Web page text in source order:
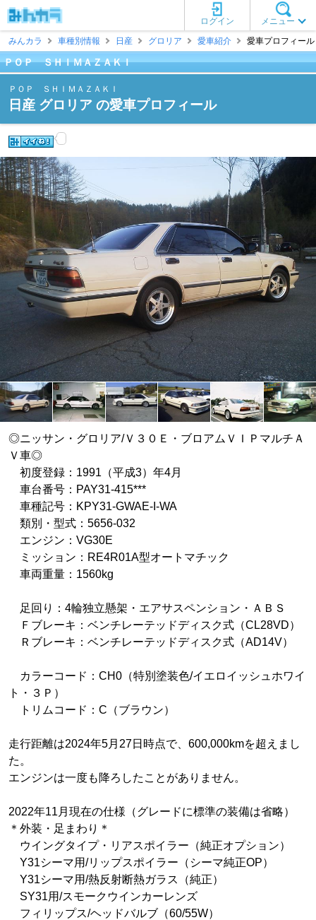
メニュー
ログイン
みんカラ
車種別情報 日産 グロリア 愛車紹介 愛車プロフィー
ＰＯＰ ＳＨＩＭＡＺＡＫＩ
ＰＯＰ ＳＨＩＭＡＺＡＫＩ
日産 グロリア の愛車プロフィール
◎ニッサン・グロリア/Ｖ３０Ｅ・ブロアムＶＩＰマルチＡ
Ｖ車◎
初度登録：1991（平成3）年4月
車台番号：PAY31-415***
車種記号：KPY31-GWAE-I-WA
類別・型式：5656-032
エンジン：VG30E
ミッション：RE4R01A型オートマチック
車両重量：1560kg
足回り：4輪独立懸架・エアサスペンション・ＡＢＳ
Ｆブレーキ：ベンチレーテッドディスク式（CL28VD）
Ｒブレーキ：ベンチレーテッドディスク式（AD14V）
カラーコード：CH0（特別塗装色/イエロイッシュホワイ
ト・３Ｐ）
トリムコード：C（ブラウン）
走行距離は2024年5月27日時点で、600,000kmを超えまし
た。
エンジンは一度も降ろしたことがありません。
2022年11月現在の仕様（グレードに標準の装備は省略）
＊外装・足まわり＊
ウイングタイプ・リアスポイラー（純正オプション）
Y31シーマ用/リップスポイラー（シーマ純正OP）
Y31シーマ用/熱反射断熱ガラス（純正）
SY31用/スモークウインカーレンズ
フィリップス/ヘッドバルブ（60/55W）